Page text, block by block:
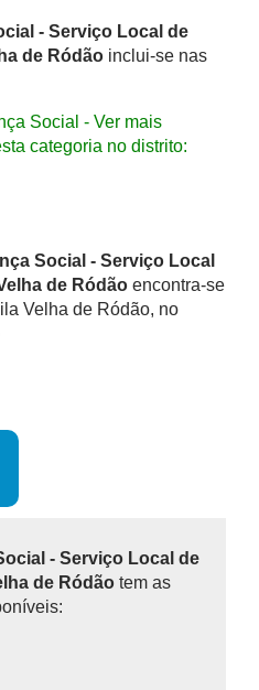
- Serviço Local de
de Ródão inclui-se nas
Social - Ver mais
categoria no distrito:
Social - Serviço Local
de Ródão encontra-se
Velha de Ródão, no
- Serviço Local de
de Ródão tem as